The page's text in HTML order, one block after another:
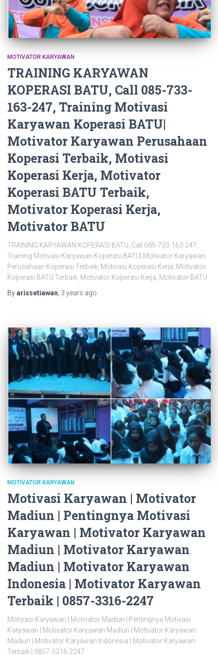
MOTIVATOR KARYAWAN
TRAINING KARYAWAN
KOPERASI BATU, Call 085-733-
163-247, Training Motivasi
Karyawan Koperasi BATU|
Motivator Karyawan Perusahaan
Koperasi Terbaik, Motivasi
Koperasi Kerja, Motivator
Koperasi BATU Terbaik,
Motivator Koperasi Kerja,
Motivator BATU
TRAINING KARYAWAN KOPERASI BATU, Call 085-733-163-247,
Training Motivasi Karyawan Koperasi BATU| Motivator Karyawan
Perusahaan Koperasi Terbaik, Motivasi Koperasi Kerja, Motivator
Koperasi BATU Terbaik, Motivator Koperasi Kerja, Motivator BATU
Byarissetiawan, 3 years ago
MOTIVATOR KARYAWAN
Motivasi Karyawan | Motivator
Madiun | Pentingnya Motivasi
Karyawan | Motivator Karyawan
Madiun | Motivator Karyawan
Madiun | Motivator Karyawan
Indonesia | Motivator Karyawan
Terbaik | 0857-3316-2247
Motivasi Karyawan | Motivator Madiun | Pentingnya Motivasi
Karyawan | Motivator Karyawan Madiun | Motivator Karyawan
Madiun | Motivator Karyawan Indonesia | Motivator Karyawan
Terbaik | 0857-3316-2247